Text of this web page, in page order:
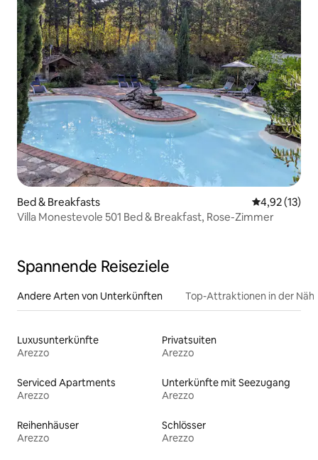
Bed & Breakfasts
4,92 (13)
Villa Monestevole 501 Bed & Breakfast, Rose-Zimmer
Spannende Reiseziele
Andere Arten von Unterkünften Top-Attraktionen in der
Luxusunterkünfte
Arezzo
Privatsuiten
Arezzo
Serviced Apartments
Arezzo
Unterkünfte mit Seezugang
Arezzo
Reihenhäuser
Arezzo
Schlösser
Arezzo